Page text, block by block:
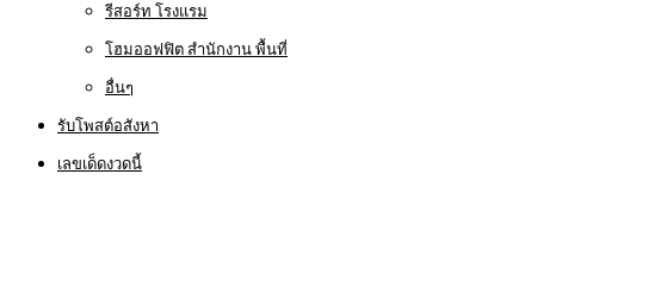
รีสอร์ท โรงแรม
โฮมออฟฟิต สำนักงาน พื้นที่
อื่นๆ
รับโพสต์อสังหา
เลขเด็ดงวดนี้